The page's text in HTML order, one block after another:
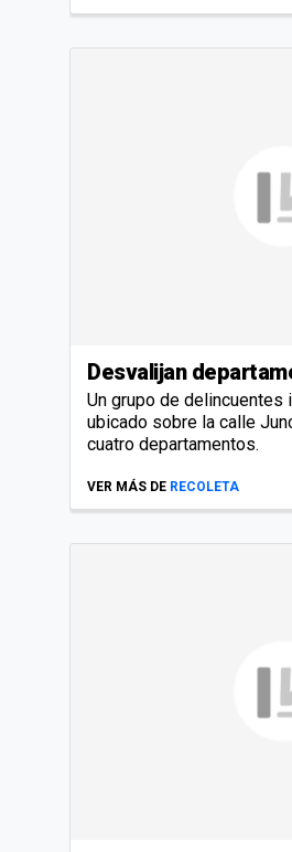
Desvalijan
Un grupo de
ubicado sobre la calle
cuatro departamentos.
VER MÁS DE RECOLETA